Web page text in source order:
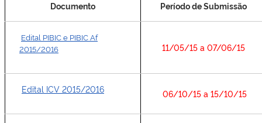
Documento Período de Submissão
Edital PIBIC e PIBIC Af
2015/2016
11/05/15 a 07/06/15
Edital ICV 2015/2016 06/10/15 a 15/10/15